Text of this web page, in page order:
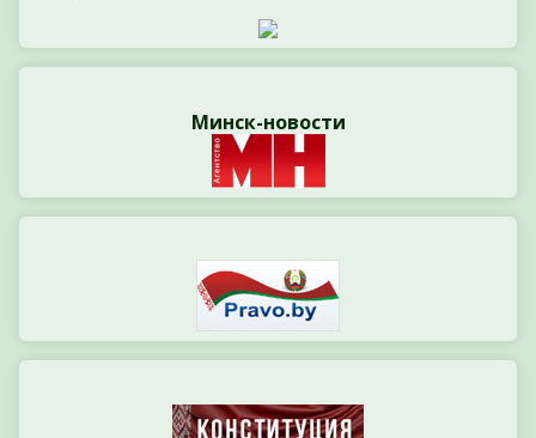
Минск-новости